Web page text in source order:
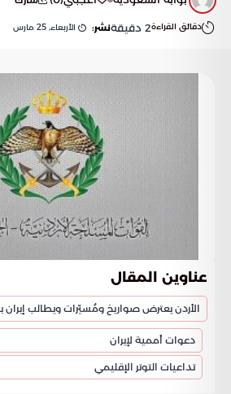
دقائق القراءة2 دقيقةنشر: الأربعاء, 25 مارس
عناوين المقال
الأردن يعترض صواريخ ومُسيّرات ويطالب إيران
دعوات أممية لإيران
تداعيات التوتر الإقليمي